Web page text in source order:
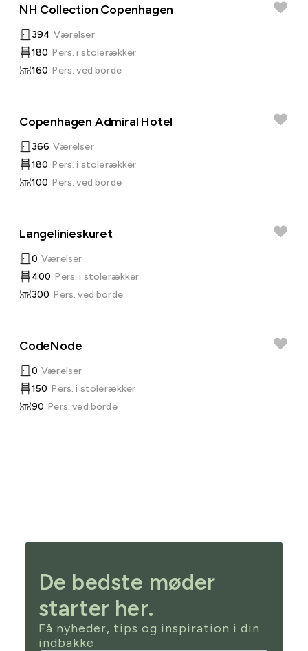
NH Collection Copenhagen
394 Værelser
180 Pers. i stolerækker
160 Pers. ved borde
Copenhagen Admiral Hotel
366 Værelser
180 Pers. i stolerækker
100 Pers. ved borde
Langelinieskuret
0 Værelser
400 Pers. i stolerækker
300 Pers. ved borde
CodeNode
0 Værelser
150 Pers. i stolerækker
90 Pers. ved borde
De bedste møder
starter her.
Få nyheder, tips og inspiration i din
indbakke